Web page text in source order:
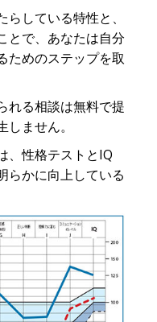
している特性と、
とで、あなたは自分
ためのステップを取
れる相談は無料で提
ません。
、性格テストとIQ
らかに向上している